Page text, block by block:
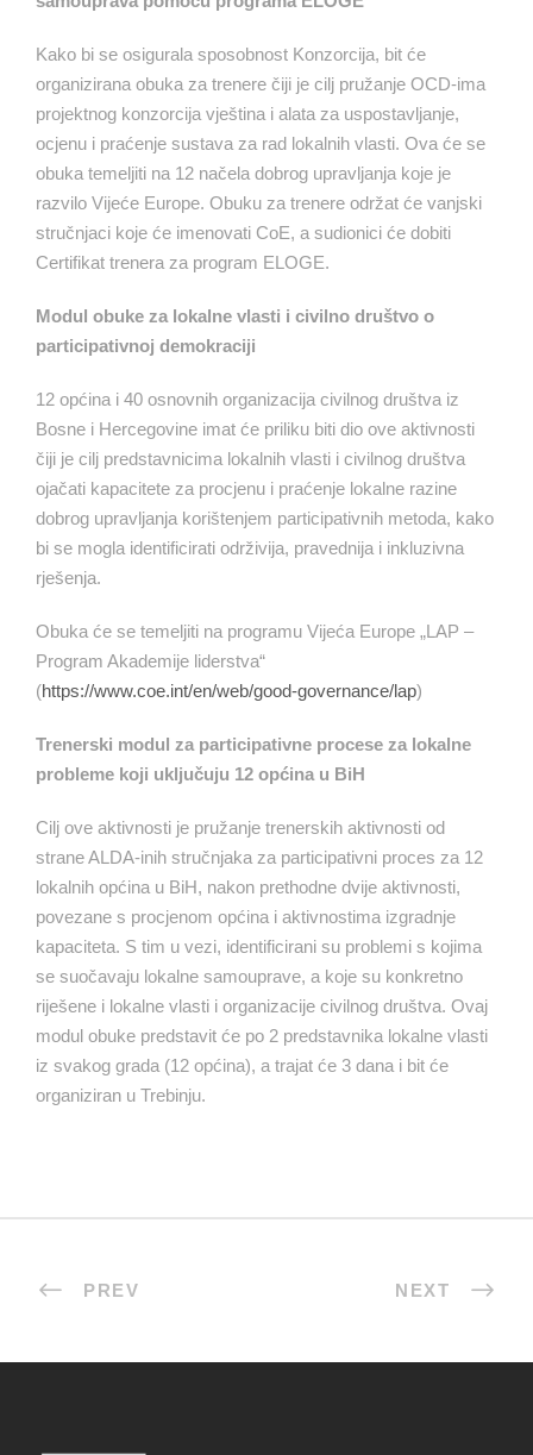
Kako bi se osigurala sposobnost Konzorcija, bit će
organizirana obuka za trenere čiji je cilj pružanje OCD-ima
projektnog konzorcija vještina i alata za uspostavljanje,
ocjenu i praćenje sustava za rad lokalnih vlasti. Ova će se
obuka temeljiti na 12 načela dobrog upravljanja koje je
razvilo Vijeće Europe. Obuku za trenere održat će vanjski
stručnjaci koje će imenovati CoE, a sudionici će dobiti
Certifikat trenera za program ELOGE.
Modul obuke za lokalne vlasti i civilno društvo o
participativnoj demokraciji
12 općina i 40 osnovnih organizacija civilnog društva iz
Bosne i Hercegovine imat će priliku biti dio ove aktivnosti
čiji je cilj predstavnicima lokalnih vlasti i civilnog društva
ojačati kapacitete za procjenu i praćenje lokalne razine
dobrog upravljanja korištenjem participativnih metoda, kako
bi se mogla identificirati održivija, pravednija i inkluzivna
rješenja.
Obuka će se temeljiti na programu Vijeća Europe „LAP –
Program Akademije liderstva“
(https://www.coe.int/en/web/good-governance/lap)
Trenerski modul za participativne procese za lokalne
probleme koji uključuju 12 općina u BiH
Cilj ove aktivnosti je pružanje trenerskih aktivnosti od
strane ALDA-inih stručnjaka za participativni proces za 12
lokalnih općina u BiH, nakon prethodne dvije aktivnosti,
povezane s procjenom općina i aktivnostima izgradnje
kapaciteta. S tim u vezi, identificirani su problemi s kojima
se suočavaju lokalne samouprave, a koje su konkretno
riješene i lokalne vlasti i organizacije civilnog društva. Ovaj
modul obuke predstavit će po 2 predstavnika lokalne vlasti
iz svakog grada (12 općina), a trajat će 3 dana i bit će
organiziran u Trebinju.
PREV NEXT